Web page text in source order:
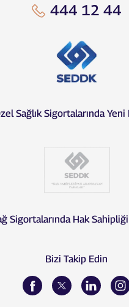
444 12 44
Sağlık Sigortalarında
Sigortalarında Hak
Bizi Takip Edin